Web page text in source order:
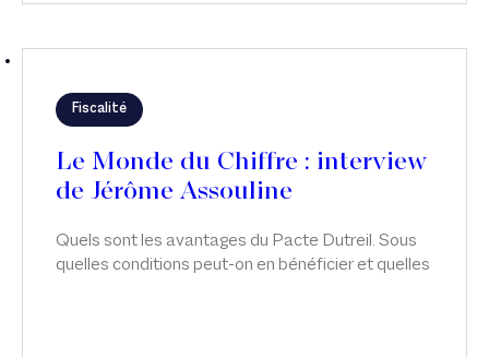
Fiscalité
Quels sont les avantages du Pacte Dutreil. Sous
quelles conditions peut-on en bénéficier et quelles
Le Monde du Chiffre : interview
de Jérôme Assouline